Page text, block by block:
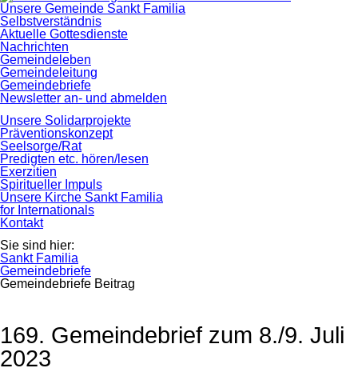
Navigation
überspringen
Unsere Gemeinde Sankt Familia
Selbstverständnis
Aktuelle Gottesdienste
Nachrichten
Gemeindeleben
Gemeindeleitung
Gemeindebriefe
Newsletter an- und abmelden
Unsere Solidarprojekte
Präventionskonzept
Seelsorge/Rat
Predigten etc. hören/lesen
Exerzitien
Spiritueller Impuls
Unsere Kirche Sankt Familia
for Internationals
Kontakt
Sie sind hier:
Sankt Familia
Gemeindebriefe
Gemeindebriefe Beitrag
169. Gemeindebrief zum 8./9. Juli
2023